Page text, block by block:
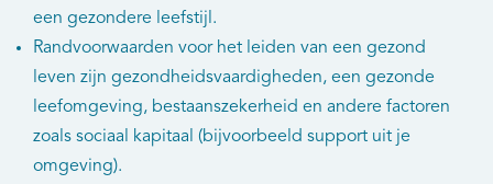
een gezondere leefstijl.
Randvoorwaarden voor het leiden van een gezond
leven zijn gezondheidsvaardigheden, een gezonde
leefomgeving, bestaanszekerheid en andere factoren
zoals sociaal kapitaal (bijvoorbeeld support uit je
omgeving).